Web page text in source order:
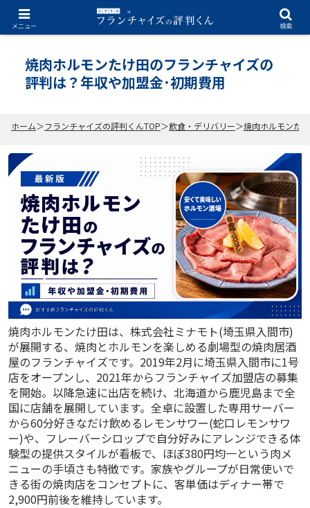
メニュー 検索
2026.07.06
焼肉ホルモンたけ田のフランチャイズの
評判は？年収や加盟金･初期費用
ホーム フランチャイズの評判くんTOP 飲食・デリバリー 焼肉ホルモンた
焼肉ホルモンたけ田は、株式会社ミナモト(埼玉県入間市)
が展開する、焼肉とホルモンを楽しめる劇場型の焼肉居酒
屋のフランチャイズです。2019年2月に埼玉県入間市に1号
店をオープンし、2021年からフランチャイズ加盟店の募集
を開始。以降急速に出店を続け、北海道から鹿児島まで全
国に店舗を展開しています。全卓に設置した専用サーバー
から60分好きなだけ飲めるレモンサワー(蛇口レモンサワ
ー)や、フレーバーシロップで自分好みにアレンジできる体
験型の提供スタイルが看板で、ほぼ380円均一という肉メ
ニューの手頃さも特徴です。家族やグループが日常使いで
きる街の焼肉店をコンセプトに、客単価はディナー帯で
2,900円前後を維持しています。